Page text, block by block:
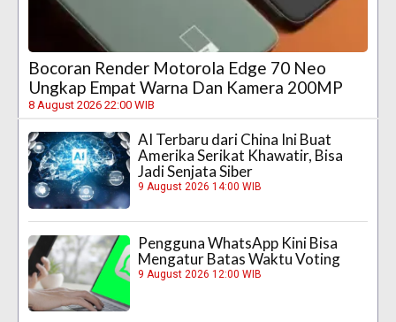
Bocoran Render Motorola Edge 70 Neo
Ungkap Empat Warna Dan Kamera 200MP
8 August 2026 22:00 WIB
AI Terbaru dari China Ini Buat
Amerika Serikat Khawatir, Bisa
Jadi Senjata Siber
9 August 2026 14:00 WIB
Pengguna WhatsApp Kini Bisa
Mengatur Batas Waktu Voting
9 August 2026 12:00 WIB